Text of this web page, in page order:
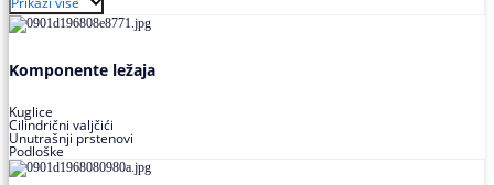
Buričasti zaptiveni ležajevi
Buričasti aksijalni ležajevi
Komponente ležaja
Kuglice
Cilindrični valjčići
Unutrašnji prstenovi
Podloške